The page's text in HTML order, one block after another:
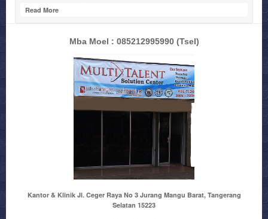
Read More
Mba Moel : 085212995990(Tsel)
Kantor & Klinik Jl. Ceger Raya No 3 Jurang Mangu Barat, Tangerang
Selatan 15223